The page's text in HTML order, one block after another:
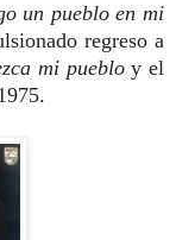
un pueblo en mi
regreso a
mi puebloy el